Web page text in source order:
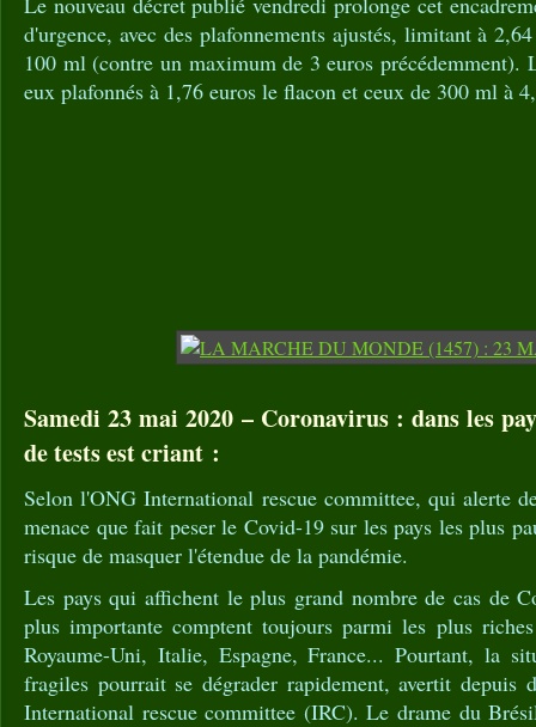
d'urgence, avec des plafonnements ajustés, limitant à
100 ml (contre un maximum de 3 euros précédemment).
eux plafonnés à 1,76 euros le flacon et ceux de 300 ml à
Samedi 23 mai 2020 – Coronavirus : dans les
de tests est criant :
Selon l'ONG International rescue committee, qui alerte
menace que fait peser le Covid-19 sur les pays les plus
risque de masquer l'étendue de la pandémie.
Les pays qui affichent le plus grand nombre de cas de
plus importante comptent toujours parmi les plus
Royaume-Uni, Italie, Espagne, France... Pourtant, la
fragiles pourrait se dégrader rapidement, avertit depuis
International rescue committee (IRC). Le drame du